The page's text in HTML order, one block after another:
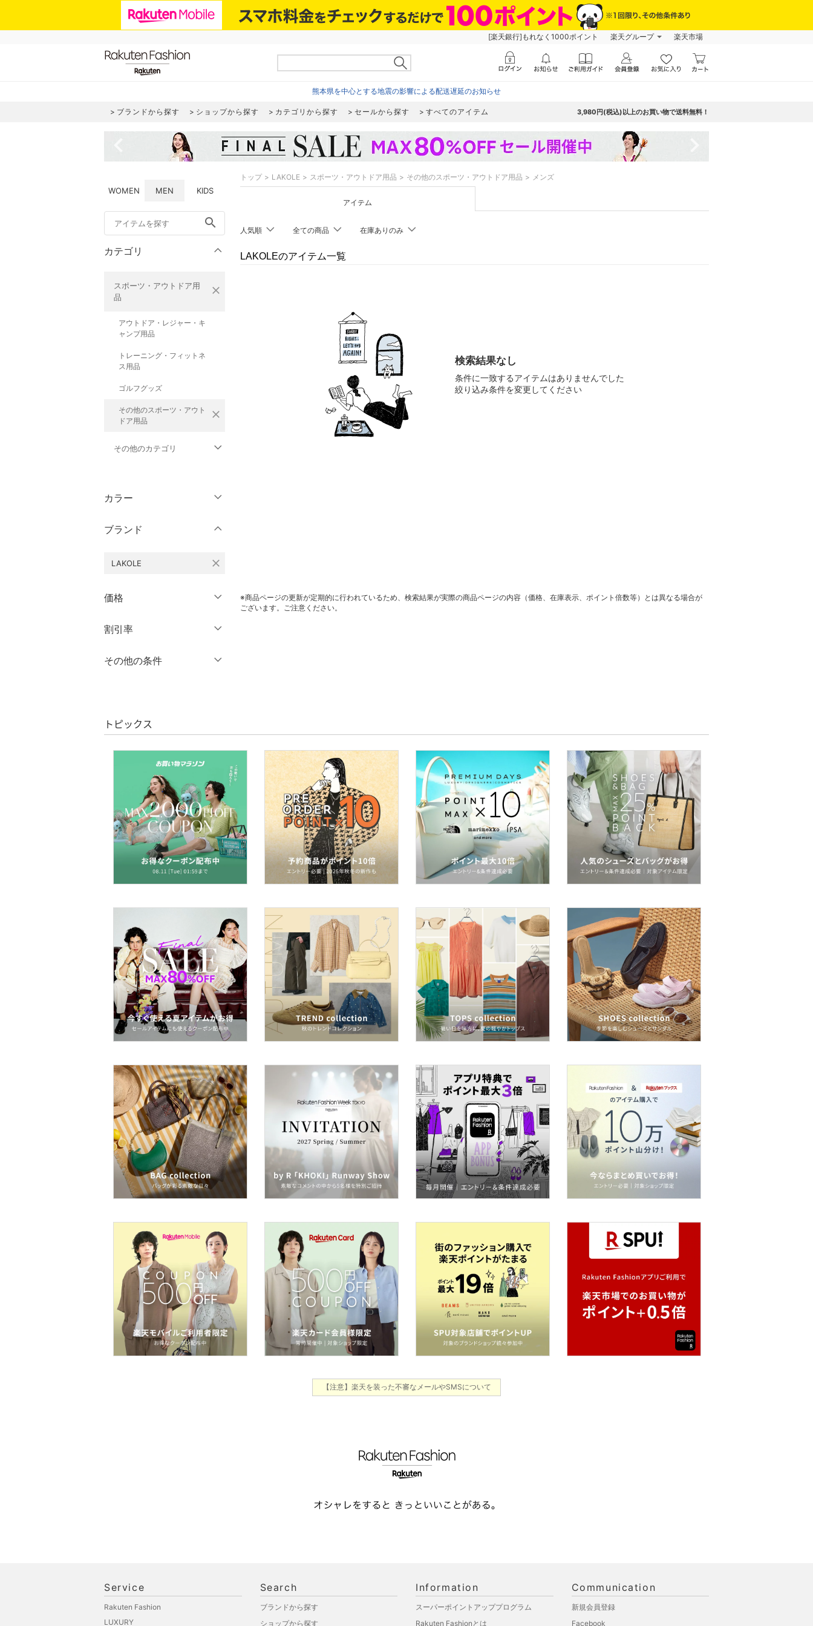
[楽天銀行]もれなく1000ポイント 楽天グループ 楽天市場
熊本県を中心とする地震の影響による配送遅延のお知らせ
ブランドから探す ショップから探す カテゴリから探す セールから探す すべてのアイテム 3,980円(税込)以上のお買い物で送料無料！
WOMEN MEN KIDS
search
カテゴリ
スポーツ・アウトドア用
品
close
アウトドア・レジャー・キ
ャンプ用品
トレーニング・フィットネ
ス用品
ゴルフグッズ
その他のスポーツ・アウト
ドア用品
close
その他のカテゴリ
パンツ
オールインワン・オーバ
バッグ
シューズ・靴
インナー・ルームウェア
財布・ポーチ・ケース
ヘアアクセサリー
スーツ・フォーマル
水着・スイムグッズ
スキンケア
ベースメイク
メイクアップ
ネイル
ア
ヘアケア
フレグランス
メイク道具・美容器具
コフレ・キット・セット
ン用品
インテリア・生活雑貨
スマホグッズ・オーディ
オ機器
文房具
ペット用品
カラー
クリア
ブランド
LAKOLE close
価格
絞り込み
割引率
％OFF～ ％OFF
その他の条件
クリア 絞り込み
トップ LAKOLE スポーツ・アウトドア用品 その他のスポーツ・アウトドア用品 メンズ
アイテム
人気順 全ての商品 在庫ありのみ
LAKOLEのアイテム一覧
検索結果なし
条件に一致するアイテムはありませんでした
絞り込み条件を変更してください
※商品ページの更新が定期的に行われているため、検索結果が実際の商品ページの内容（価格、在庫表示、ポイント倍数等）とは異なる場合が
ございます。ご注意ください。
トピックス
【注意】楽天を装った不審なメールやSMSについて
Service
Rakuten Fashion
LUXURY
Search
ブランドから探す
ショップから探す
Information
スーパーポイントアッププログラム
Rakuten Fashionとは
Communication
新規会員登録
Facebook